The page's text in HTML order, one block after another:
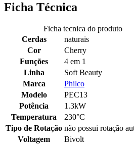
Ficha Técnica
Ficha tecnica do produto
Cerdas
naturais
Cor
Cherry
Funções
4 em 1
Linha
Soft Beauty
Marca
Philco
Modelo
PEC13
Potência
1.3kW
Temperatura
230°C
Tipo de Rotação não possui rotação
Voltagem
Bivolt